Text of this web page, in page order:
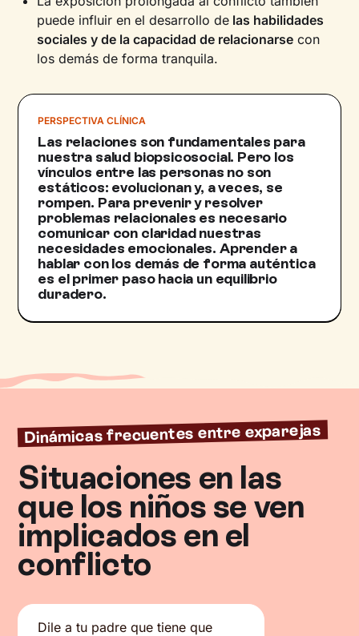
puede influir en el desarrollo de las habilidades
sociales y de la capacidad de relacionarse con
los demás de forma tranquila.
PERSPECTIVA CLÍNICA
Las relaciones son fundamentales para
nuestra salud biopsicosocial. Pero los
vínculos entre las personas no son
estáticos: evolucionan y, a veces, se
rompen. Para prevenir y resolver
problemas relacionales es necesario
comunicar con claridad nuestras
necesidades emocionales. Aprender a
hablar con los demás de forma auténtica
es el primer paso hacia un equilibrio
duradero.
Dinámicas frecuentes entre exparejas
Situaciones en las
que los niños se ven
implicados en el
conflicto
Dile a tu padre que tiene que